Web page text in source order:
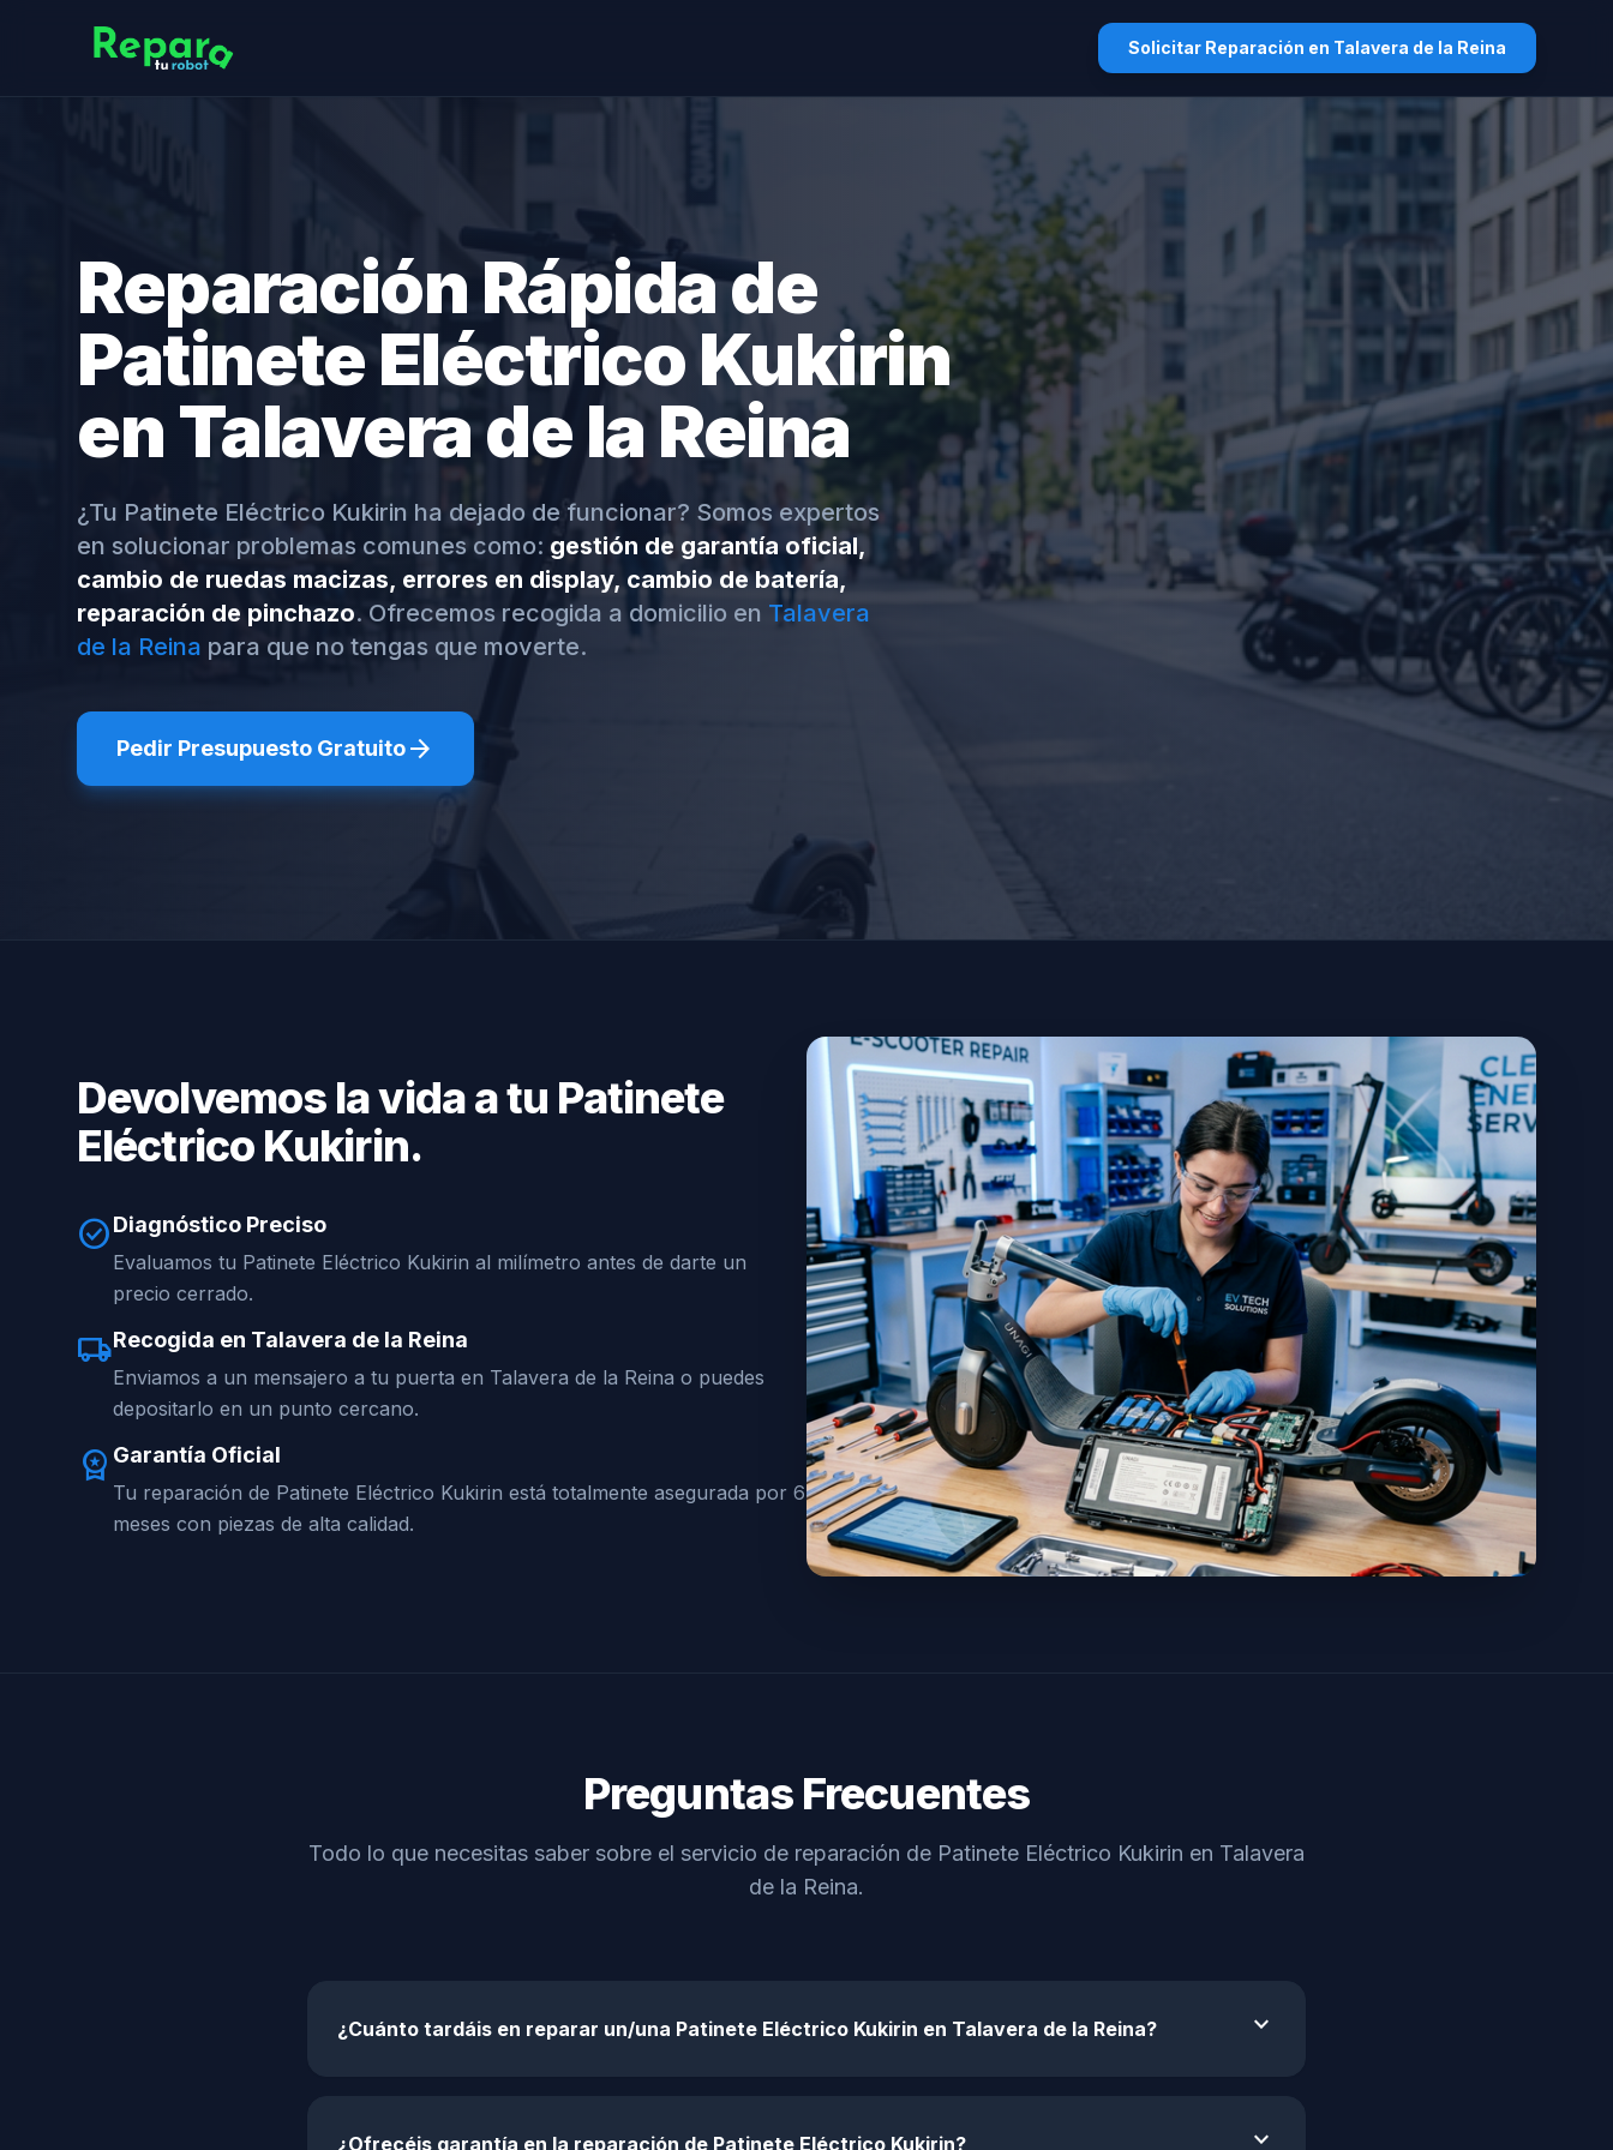
Solicitar Reparación en Talavera de la Reina
Reparación Rápida de
Patinete Eléctrico Kukirin
en Talavera de la Reina
¿Tu Patinete Eléctrico Kukirin ha dejado de funcionar? Somos expertos
en solucionar problemas comunes como: gestión de garantía oficial,
cambio de ruedas macizas, errores en display, cambio de batería,
reparación de pinchazo. Ofrecemos recogida a domicilio en Talavera
de la Reina para que no tengas que moverte.
Pedir Presupuesto Gratuitoarrow_forward
Devolvemos la vida a tu Patinete
Eléctrico Kukirin.
check_circleDiagnóstico Preciso
Evaluamos tu Patinete Eléctrico Kukirin al milímetro antes de darte un
precio cerrado.
local_shippingRecogida en Talavera de la Reina
Enviamos a un mensajero a tu puerta en Talavera de la Reina o puedes
depositarlo en un punto cercano.
workspace_premium Garantía Oficial
Tu reparación de Patinete Eléctrico Kukirin está totalmente asegurada por 6
meses con piezas de alta calidad.
Preguntas Frecuentes
Todo lo que necesitas saber sobre el servicio de reparación de Patinete Eléctrico Kukirin en Talavera
de la Reina.
¿Cuánto tardáis en reparar un/una Patinete Eléctrico Kukirin en Talavera de la Reina? expand_more
¿Ofrecéis garantía en la reparación de Patinete Eléctrico Kukirin? expand_more